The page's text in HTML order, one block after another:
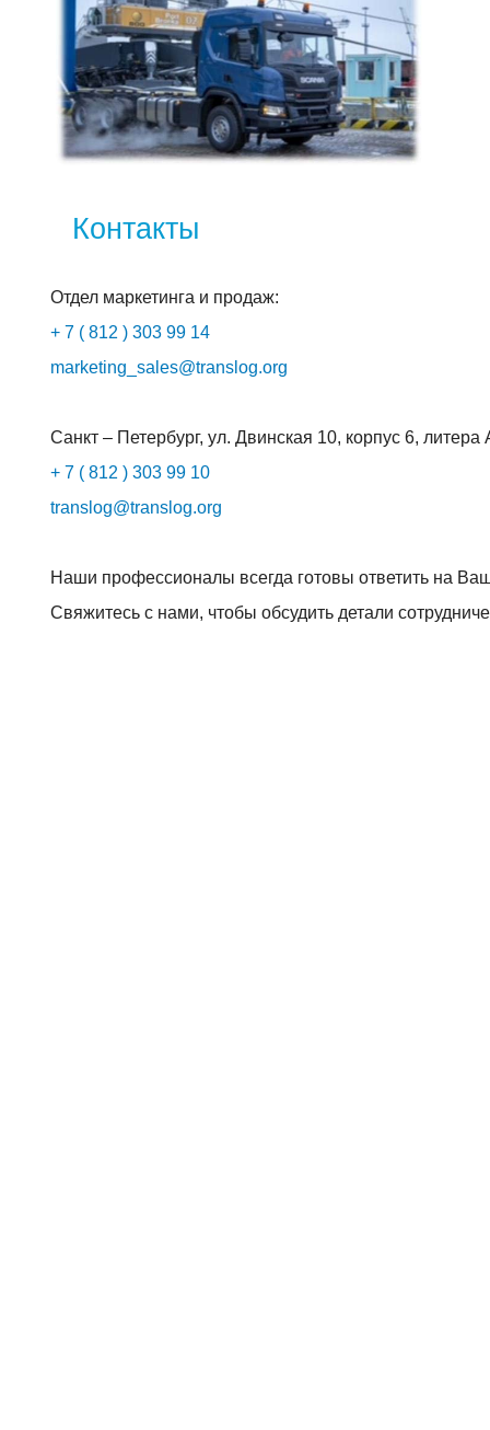
Контакты
Отдел маркетинга и продаж:
+ 7 ( 812 ) 303 99 14
marketing_sales@translog.org
Санкт – Петербург, ул. Двинская 10, корпус 6, литера
+ 7 ( 812 ) 303 99 10
translog@translog.org
Наши профессионалы всегда готовы ответить на
Свяжитесь с нами, чтобы обсудить детали